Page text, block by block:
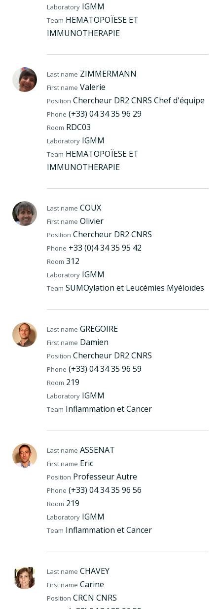
Laboratory IGMM
Team HEMATOPOÏESE ET
IMMUNOTHERAPIE
Last name ZIMMERMANN
First name Valerie
Position Chercheur DR2 CNRS Chef d'équipe
Phone (+33) 04 34 35 96 29
Room RDC03
Laboratory IGMM
Team HEMATOPOÏESE ET
IMMUNOTHERAPIE
Last name COUX
First name Olivier
Position Chercheur DR2 CNRS
Phone +33 (0)4 34 35 95 42
Room 312
Laboratory IGMM
Team SUMOylation et Leucémies Myéloïdes
Last name GREGOIRE
First name Damien
Position Chercheur DR2 CNRS
Phone (+33) 04 34 35 96 59
Room 219
Laboratory IGMM
Team Inflammation et Cancer
Last name ASSENAT
First name Eric
Position Professeur Autre
Phone (+33) 04 34 35 96 56
Room 219
Laboratory IGMM
Team Inflammation et Cancer
Last name CHAVEY
First name Carine
Position CRCN CNRS